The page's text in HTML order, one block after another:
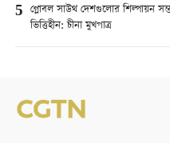
5 গ্লোবল সাউথ দেশগুলোর শিল্পায়ন
ভিত্তিহীন: চীনা মুখপাত্র